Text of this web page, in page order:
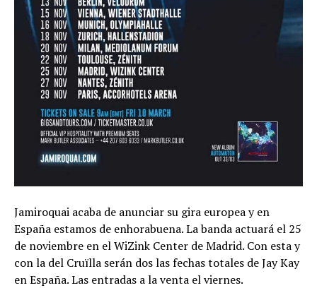
Jamiroquai acaba de anunciar su gira europea y en
España estamos de enhorabuena. La banda actuará el 25
de noviembre en el WiZink Center de Madrid. Con esta y
con la del Cruïlla serán dos las fechas totales de Jay Kay
en España. Las entradas a la venta el viernes.